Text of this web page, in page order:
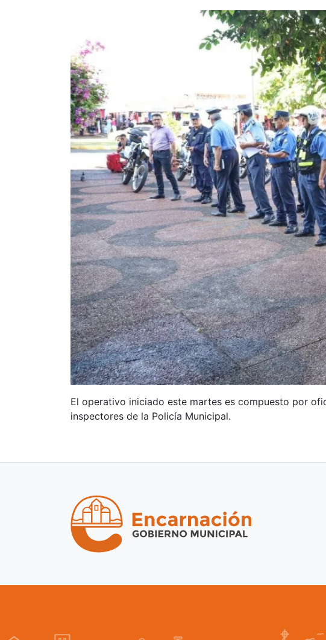
El operativo iniciado este martes es compuesto por
inspectores de la Policía Municipal.